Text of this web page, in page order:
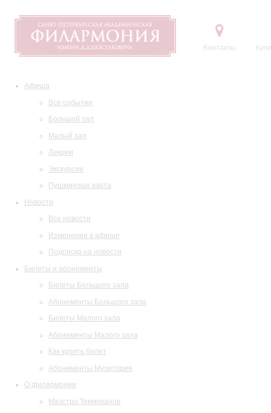
Контакты
Афиша
Все события
Большой зал
Малый зал
Лекции
Экскурсии
Пушкинская карта
Новости
Все новости
Изменения в афише
Подписка на новости
Билеты и абонементы
Билеты Большого зала
Абонементы Большого зала
Билеты Малого зала
Абонементы Малого зала
Как купить билет
Абонементы Музитория
О филармонии
Маэстро Темирканов